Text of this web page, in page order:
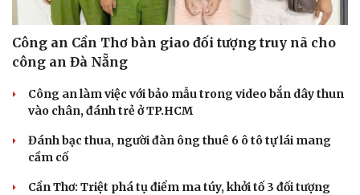
Hạt giống tâm hồn
Công an Cần Thơ bàn giao đối tượng truy nã cho
công an Đà Nẵng
Công an làm việc với bảo mẫu trong video bắn dây thun
vào chân, đánh trẻ ở TP.HCM
Đánh bạc thua, người đàn ông thuê 6 ô tô tự lái mang
cầm cố
Cần Thơ: Triệt phá tụ điểm ma túy, khởi tố 3 đối tượng